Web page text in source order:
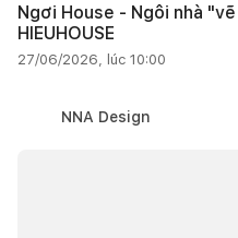
Ngơi House - Ngôi nhà
HIEUHOUSE
27/06/2026, lúc 10:00
NNA Design